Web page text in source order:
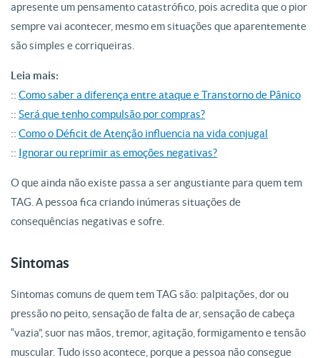
apresente um pensamento catastrófico, pois acredita que o pior
sempre vai acontecer, mesmo em situações que aparentemente
são simples e corriqueiras.
Leia mais:
:: Como saber a diferença entre ataque e Transtorno de Pânico
:: Será que tenho compulsão por compras?
:: Como o Déficit de Atenção influencia na vida conjugal
:: Ignorar ou reprimir as emoções negativas?
O que ainda não existe passa a ser angustiante para quem tem
TAG. A pessoa fica criando inúmeras situações de
consequências negativas e sofre.
Sintomas
Sintomas comuns de quem tem TAG são: palpitações, dor ou
pressão no peito, sensação de falta de ar, sensação de cabeça
“vazia”, suor nas mãos, tremor, agitação, formigamento e tensão
muscular. Tudo isso acontece, porque a pessoa não consegue